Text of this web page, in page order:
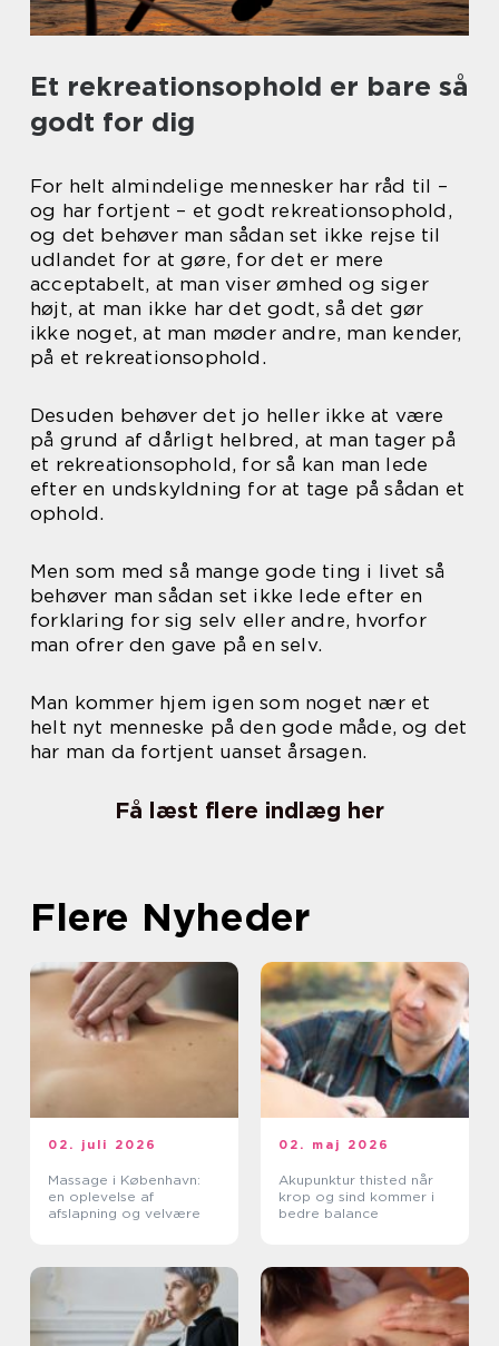
Et rekreationsophold er bare så
godt for dig
For helt almindelige mennesker har råd til –
og har fortjent – et godt rekreationsophold,
og det behøver man sådan set ikke rejse til
udlandet for at gøre, for det er mere
acceptabelt, at man viser ømhed og siger
højt, at man ikke har det godt, så det gør
ikke noget, at man møder andre, man kender,
på et rekreationsophold.
Desuden behøver det jo heller ikke at være
på grund af dårligt helbred, at man tager på
et rekreationsophold, for så kan man lede
efter en undskyldning for at tage på sådan et
ophold.
Men som med så mange gode ting i livet så
behøver man sådan set ikke lede efter en
forklaring for sig selv eller andre, hvorfor
man ofrer den gave på en selv.
Man kommer hjem igen som noget nær et
helt nyt menneske på den gode måde, og det
har man da fortjent uanset årsagen.
Få læst flere indlæg her
Flere Nyheder
02. juli 2026
Massage i København:
en oplevelse af
afslapning og velvære
02. maj 2026
Akupunktur thisted når
krop og sind kommer i
bedre balance